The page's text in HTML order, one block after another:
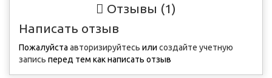
Отзывы (1)
Написать отзыв
Пожалуйста авторизируйтесь или создайте учетную
запись перед тем как написать отзыв